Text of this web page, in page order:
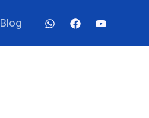
Blog